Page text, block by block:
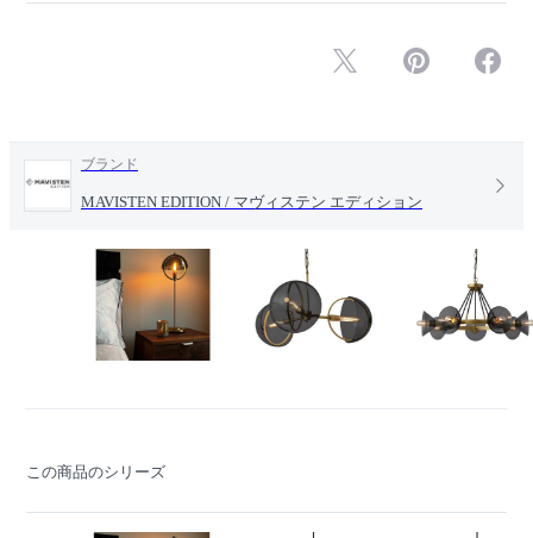
ブランド
MAVISTEN EDITION / マヴィステン エディション
この商品のシリーズ